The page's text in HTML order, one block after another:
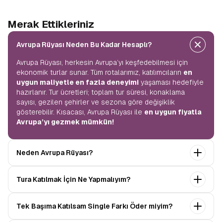
Merak Ettikleriniz
Avrupa Rüyası Neden Bu Kadar Hesaplı?
Avrupa Rüyası, herkesin Avrupa’yı keşfedebilmesi için
ekonomik turlar sunar. Tüm rotalarımız, katılımcıların en
uygun maliyetle en fazla deneyimi yaşaması hedefiyle
hazırlanır. Tur ücretleri; toplam tur süresi, konaklama
sayısı, gezilen şehirler ve sezona göre değişiklik
gösterebilir. Kısacası, Avrupa Rüyası ile en uygun fiyatla
Avrupa’yı gezmek mümkün!
Neden Avrupa Rüyası?
birçok ülkeyi keşfedin! Ekstra tur ücreti yok, tüm geziler
fiyata dahil.Profesyonel kokartlı rehberler,konforlu
ile Avrupa’yı en keyifli
şekilde yaşayın.
Tura Katılmak İçin Ne Yapmalıyım?
seyahat sözleşmesinionaylayın.İlk taksiti
ödediğinizde kaydınız tamamlanır ve Avrupa Rüyası’yla
Tek Başıma Katılsam Single Farkı Öder miyim?